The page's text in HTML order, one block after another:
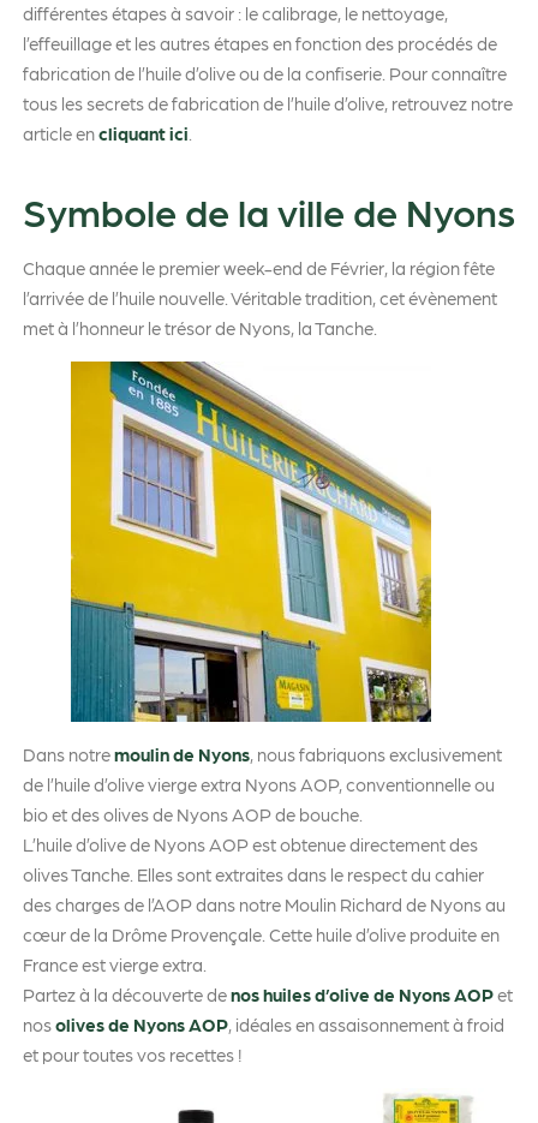
différentes étapes à savoir : le calibrage, le nettoyage,
l’effeuillage et les autres étapes en fonction des procédés de
fabrication de l’huile d’olive ou de la confiserie. Pour connaître
tous les secrets de fabrication de l’huile d’olive, retrouvez notre
article encliquant ici
Symbole de la ville de Nyons
Chaque année le premier week-end de Février, la région fête
l’arrivée de l’huile nouvelle. Véritable tradition, cet évènement
met à l’honneur le trésor de Nyons, la Tanche.
Dans notremoulin de Nyons, nous fabriquons exclusivement
de l’huile d’olive vierge extra Nyons AOP, conventionnelle ou
bio et des olives de Nyons AOP de bouche.
L’huile d’olive de Nyons AOP est obtenue directement des
olives Tanche. Elles sont extraites dans le respect du cahier
des charges de l’AOP dans notre Moulin Richard de Nyons au
cœur de la Drôme Provençale. Cette huile d’olive produite en
France est vierge extra.
Partez à la découverte denos huiles d’olive de Nyons AOPet
nosolives de Nyons AOP, idéales en assaisonnement à froid
et pour toutes vos recettes !